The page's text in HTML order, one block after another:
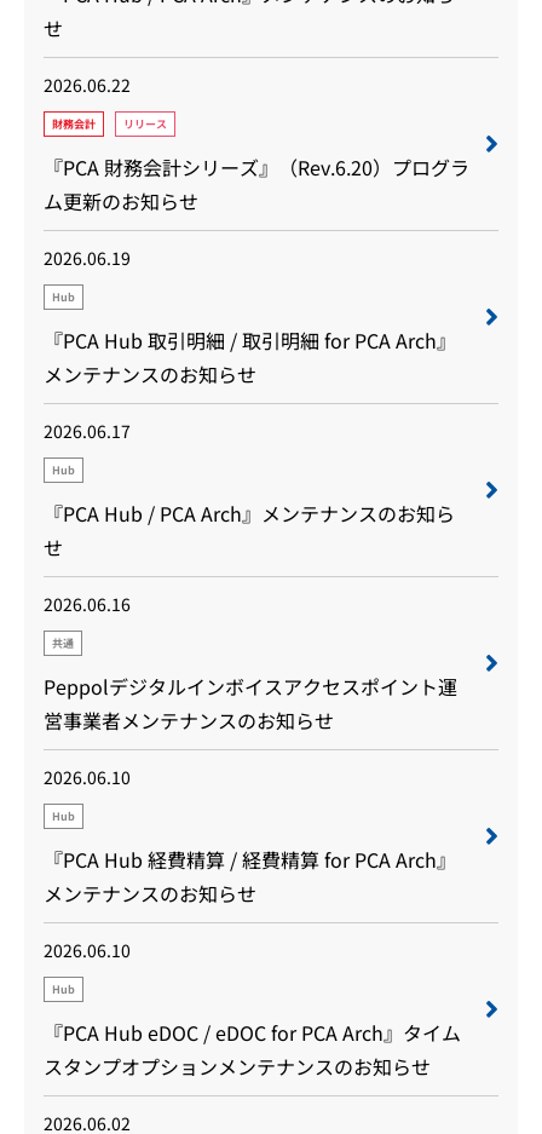
せ
2026.06.22
財務会計 リリース
『PCA 財務会計シリーズ』（Rev.6.20）プログラ
ム更新のお知らせ
2026.06.19
Hub
『PCA Hub 取引明細 / 取引明細 for PCA Arch』
メンテナンスのお知らせ
2026.06.17
Hub
『PCA Hub / PCA Arch』メンテナンスのお知ら
せ
2026.06.16
共通
Peppolデジタルインボイスアクセスポイント運
営事業者メンテナンスのお知らせ
2026.06.10
Hub
『PCA Hub 経費精算 / 経費精算 for PCA Arch』
メンテナンスのお知らせ
2026.06.10
Hub
『PCA Hub eDOC / eDOC for PCA Arch』タイム
スタンプオプションメンテナンスのお知らせ
2026.06.02